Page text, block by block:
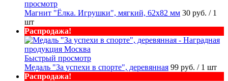
просмотр
Магнит "Ёлка. Игрушки", мягкий, 62х82 мм 30 руб. / 1
шт
Распродажа!
Быстрый просмотр
Медаль "За успехи в спорте", деревянная 99 руб. / 1 шт
Распродажа!